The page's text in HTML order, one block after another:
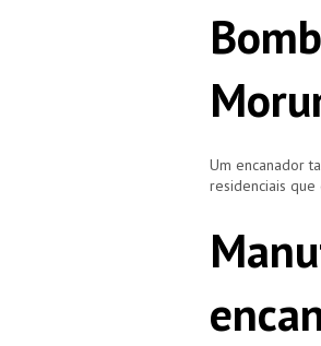
Um encanador
residenciais